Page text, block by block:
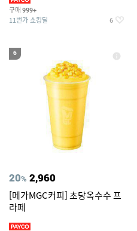
구매 999+
11번가 쇼킹딜 6
6
20% 2,960
[메가MGC커피] 초당옥수수 프
라페